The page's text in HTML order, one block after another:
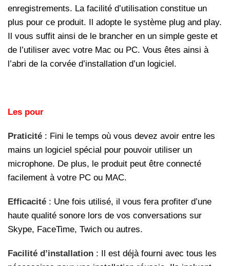
enregistrements. La facilité d’utilisation constitue un
plus pour ce produit. Il adopte le système plug and play.
Il vous suffit ainsi de le brancher en un simple geste et
de l’utiliser avec votre Mac ou PC. Vous êtes ainsi à
l’abri de la corvée d’installation d’un logiciel.
Les pour
Praticité : Fini le temps où vous devez avoir entre les
mains un logiciel spécial pour pouvoir utiliser un
microphone. De plus, le produit peut être connecté
facilement à votre PC ou MAC.
Efficacité : Une fois utilisé, il vous fera profiter d’une
haute qualité sonore lors de vos conversations sur
Skype, FaceTime, Twich ou autres.
Facilité d’installation : Il est déjà fourni avec tous les